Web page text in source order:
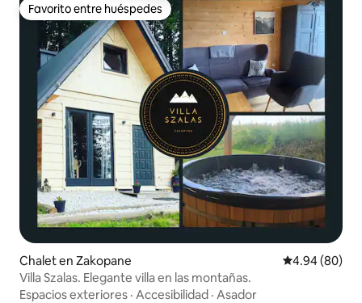
Favorito entre huéspedes
Favorito entre huéspedes
Chalet en Zakopane Calificación
4.94 (80)
Villa Szalas. Elegante villa en las montañas.
Espacios exteriores · Accesibilidad · Asador